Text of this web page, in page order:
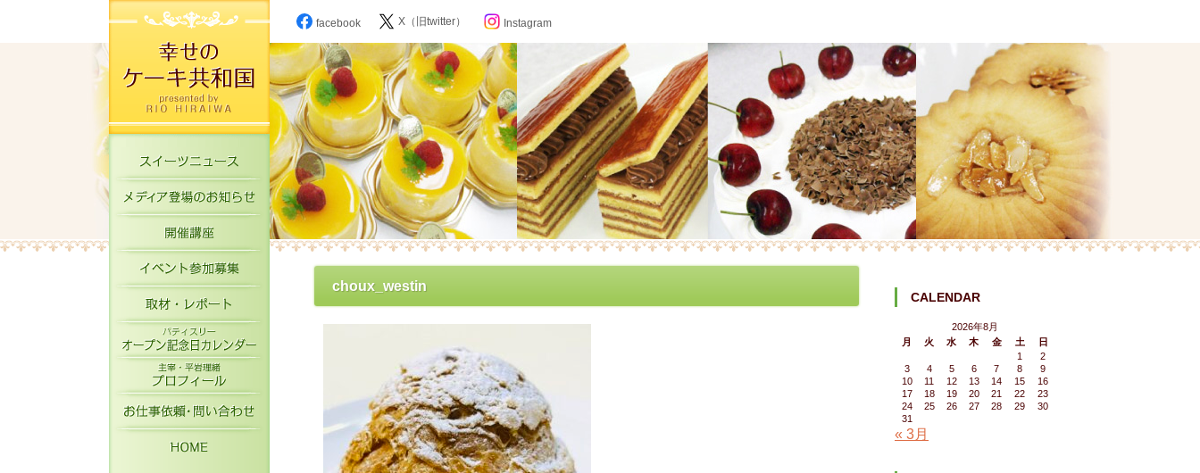
スイーツニュース
メディア登場のお知らせ
開催講座
イベント参加募集
主宰・平岩理緒プロフィール
お仕事依頼・お問い合わせ
facebook X（旧twitter） Instagram
choux_westin
CALENDAR
2026年8月
月
火 水 木 金 土
日
1
2
3
4 5 6 7 8
9
10
11 12 13 14 15
16
17
18 19 20 21 22
23
24
25 26 27 28 29
30
31
« 3月